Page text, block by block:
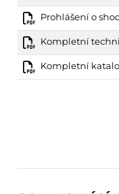
Prohlášení o
Kompletní
Kompletní